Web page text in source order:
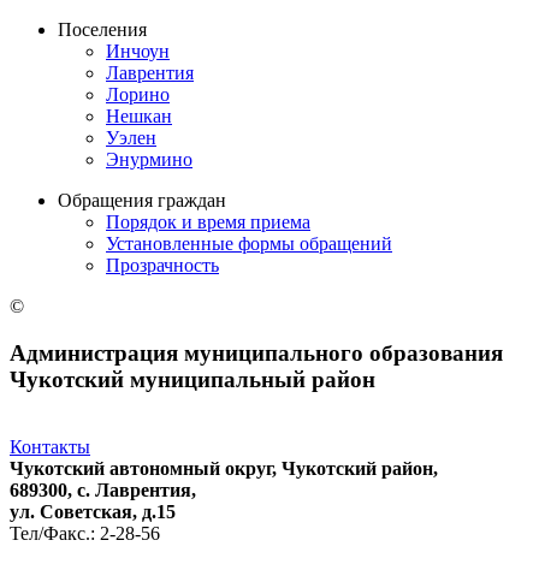
Поселения
Инчоун
Лаврентия
Лорино
Нешкан
Уэлен
Энурмино
Обращения граждан
Порядок и время приема
Установленные формы обращений
Прозрачность
©
Администрация муниципального образования
Чукотский муниципальный район
Контакты
Чукотский автономный округ, Чукотский район,
689300, с. Лаврентия,
ул. Советская, д.15
Тел/Факс.: 2-28-56